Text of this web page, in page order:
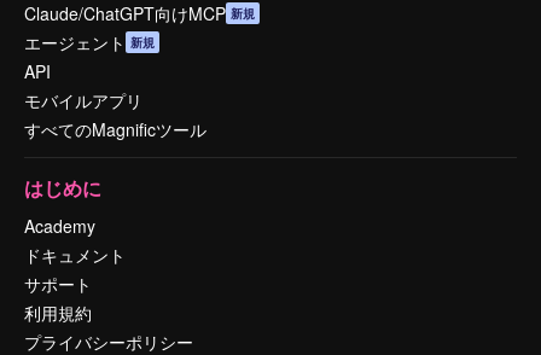
Claude/ChatGPT向けMCP 新規
エージェント 新規
API
モバイルアプリ
すべてのMagnificツール
はじめに
Academy
ドキュメント
サポート
利用規約
プライバシーポリシー